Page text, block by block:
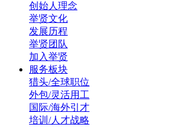
创始人理念
举贤文化
发展历程
举贤团队
加入举贤
服务板块
猎头/全球职位
外包/灵活用工
国际/海外引才
培训/人才战略